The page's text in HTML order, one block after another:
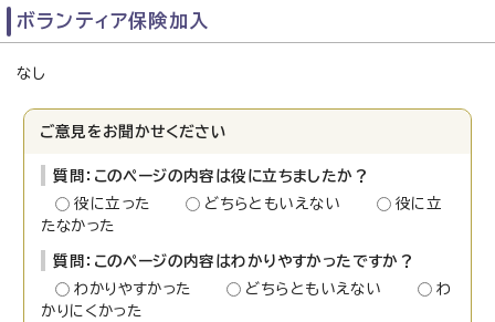
ボランティア保険加入
なし
ご意見をお聞かせください
質問：このページの内容は役に立ちましたか？
役に立った
どちらともいえない
役に立
たなかった
質問：このページの内容はわかりやすかったですか？
わかりやすかった
どちらともいえない
わ
かりにくかった